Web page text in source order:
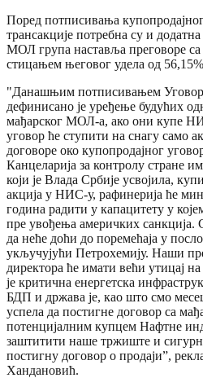
Поред потписивања
трансакције потребна су и
МОЛ група наставља преговоре
стицањем његовог удела од
"Данашњим потписивањем
дефинисано је уређење будућих
мађарског МОЛ-а, ако они купе
уговор ће ступити на снагу само
договоре око купопродајног
Канцеларија за контролу стране
који је Влада Србије усвојила,
акција у НИС-у, рафинерија ће
година радити у капацитету у
пре увођења америчких санкција.
да неће доћи до поремећаја у
укључујући Петрохемију. Наши
директора ће имати већи утицај
је критична енергетска
БДП и држава је, као што смо
успела да постигне договор са
потенцијалним купцем Нафтне
заштитити наше тржиште и
постигну договор о продаји”,
Хандановић.